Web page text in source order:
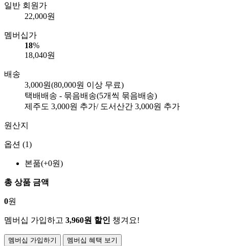
일반 회원가
22,000원
멤버십가
18%
18,040원
배송
3,000원(80,000원 이상 무료)
택배배송 - 묶음배송(5개씩 묶음배송)
제주도 3,000원 추가/ 도서산간 3,000원 추가
원산지
옵션 (1)
본품(+0원)
총 상품 금액
0원
멤버십 가입하고 3,960원 할인 챙겨요!
멤버십 가입하기
멤버십 혜택 보기